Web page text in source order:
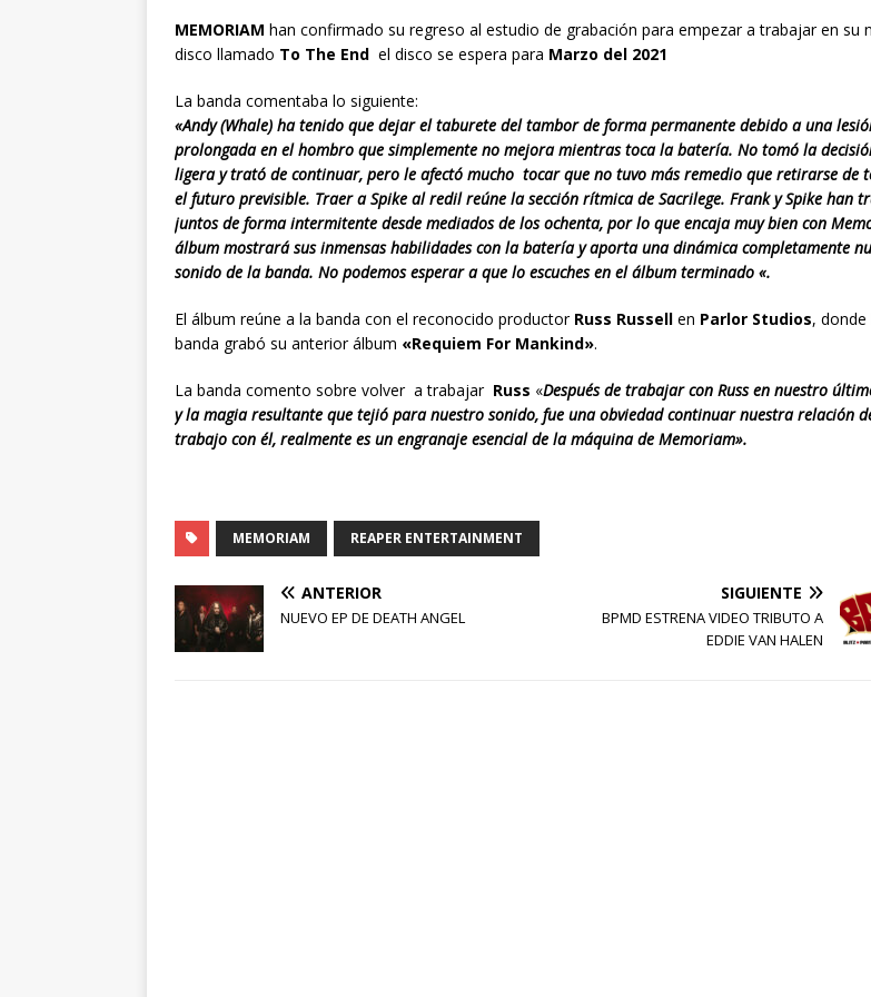
MEMORIAM han confirmado su regreso al estudio de grabación para empezar a trabajar en su
disco llamado To The End el disco se espera para Marzo del 2021
La banda comentaba lo siguiente:
«Andy (Whale) ha tenido que dejar el taburete del tambor de forma permanente debido a una
prolongada en el hombro que simplemente no mejora mientras toca la batería. No tomó la
ligera y trató de continuar, pero le afectó mucho tocar que no tuvo más remedio que retirarse de
el futuro previsible. Traer a Spike al redil reúne la sección rítmica de Sacrilege. Frank y Spike han
juntos de forma intermitente desde mediados de los ochenta, por lo que encaja muy bien con
álbum mostrará sus inmensas habilidades con la batería y aporta una dinámica completamente
sonido de la banda. No podemos esperar a que lo escuches en el álbum terminado «.
El álbum reúne a la banda con el reconocido productorRuss Russell en Parlor Studios, donde
banda grabó su anterior álbum «Requiem For Mankind».
La banda comento sobre volver a trabajar Russ «Después de trabajar con Russ en nuestro
y la magia resultante que tejió para nuestro sonido, fue una obviedad continuar nuestra relación
trabajo con él, realmente es un engranaje esencial de la máquina de Memoriam».
MEMORIAM REAPER ENTERTAINMENT
ANTERIOR
NUEVO EP DE DEATH ANGEL
SIGUIENTE
BPMD ESTRENA VIDEO TRIBUTO A
EDDIE VAN HALEN